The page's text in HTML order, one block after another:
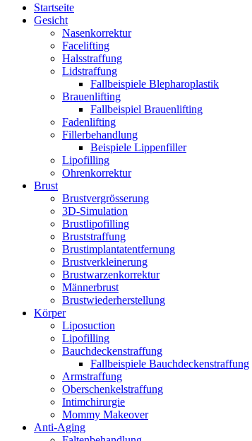
Startseite
Gesicht
Nasenkorrektur
Facelifting
Halsstraffung
Lidstraffung
Fallbeispiele Blepharoplastik
Brauenlifting
Fallbeispiel Brauenlifting
Fadenlifting
Fillerbehandlung
Beispiele Lippenfiller
Lipofilling
Ohrenkorrektur
Brust
Brustvergrösserung
3D-Simulation
Brustlipofilling
Bruststraffung
Brustimplantatentfernung
Brustverkleinerung
Brustwarzenkorrektur
Männerbrust
Brustwiederherstellung
Körper
Liposuction
Lipofilling
Bauchdeckenstraffung
Fallbeispiele Bauchdeckenstraffung
Armstraffung
Oberschenkelstraffung
Intimchirurgie
Mommy Makeover
Anti-Aging